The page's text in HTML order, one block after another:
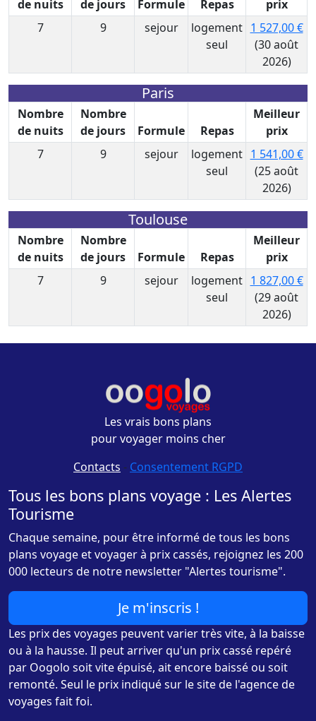
de nuits
de jours
Formule Repas
prix
7
9 sejour
logement
seul
1 527,00 €
(30 août
2026)
Paris
Nombre
de nuits
Nombre
de jours
Formule Repas
Meilleur
prix
7
9 sejour
logement
seul
1 541,00 €
(25 août
2026)
Toulouse
Nombre
de nuits
Nombre
de jours
Formule Repas
Meilleur
prix
7
9 sejour
logement
seul
1 827,00 €
(29 août
2026)
Les vrais bons plans
pour voyager moins cher
Contacts - Consentement RGPD
Tous les bons plans voyage : Les Alertes
Tourisme
Chaque semaine, pour être informé de tous les bons
plans voyage et voyager à prix cassés, rejoignez les 200
000 lecteurs de notre newsletter "Alertes tourisme".
Je m'inscris !
Les prix des voyages peuvent varier très vite, à la baisse
ou à la hausse. Il peut arriver qu'un prix cassé repéré
par Oogolo soit vite épuisé, ait encore baissé ou soit
remonté. Seul le prix indiqué sur le site de l'agence de
voyages fait foi.